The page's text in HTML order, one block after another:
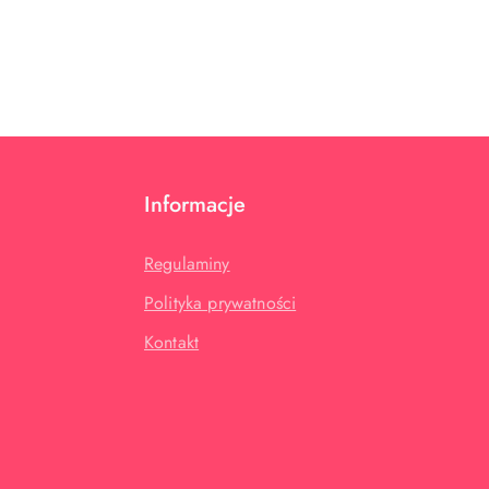
Informacje
Regulaminy
Polityka prywatności
Kontakt